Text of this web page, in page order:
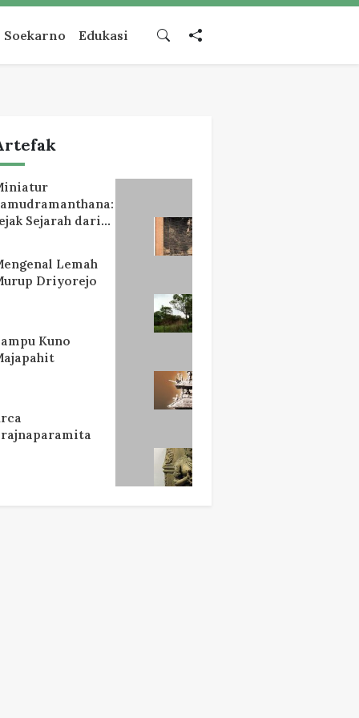
Soekarno Edukasi
Sejarah dari
Lemah
Driyorejo
Kuno